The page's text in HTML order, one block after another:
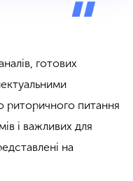
готових
риторичного питання
і важливих для
на